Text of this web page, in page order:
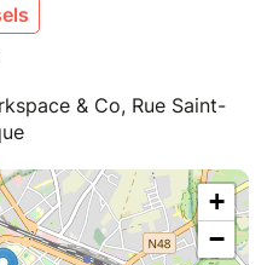
& Co, Rue Saint-
+
−